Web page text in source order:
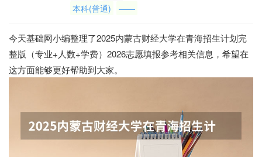
本科(普通)
——
今天基础网小编整理了2025内蒙古财经大学在青海招生计划完
整版（专业+人数+学费）2026志愿填报参考相关信息，希望在
这方面能够更好帮助到大家。